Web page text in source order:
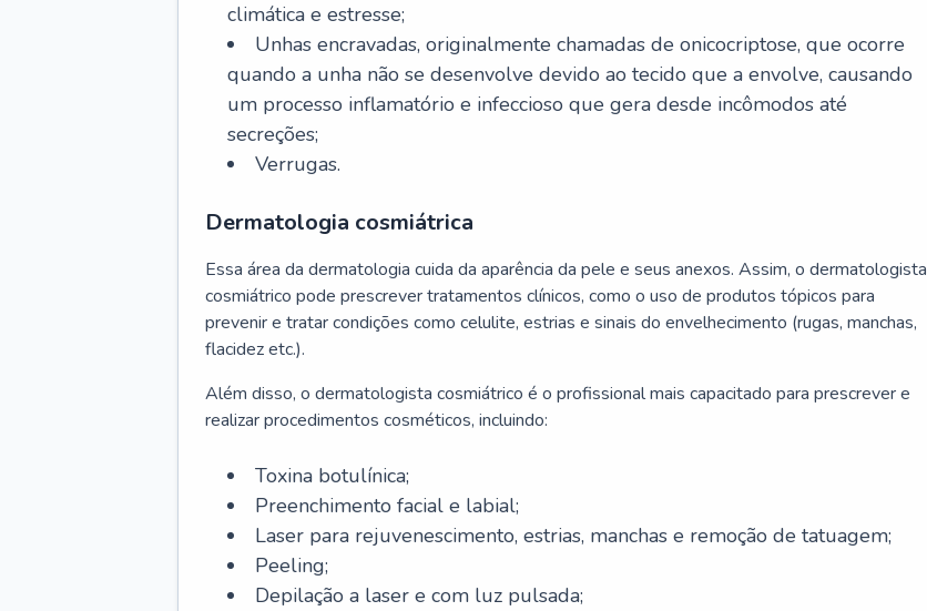
climática e estresse;
Unhas encravadas, originalmente chamadas de onicocriptose, que ocorre
quando a unha não se desenvolve devido ao tecido que a envolve, causando
um processo inflamatório e infeccioso que gera desde incômodos até
secreções;
Verrugas.
Dermatologia cosmiátrica
Essa área da dermatologia cuida da aparência da pele e seus anexos. Assim, o dermatologista
cosmiátrico pode prescrever tratamentos clínicos, como o uso de produtos tópicos para
prevenir e tratar condições como celulite, estrias e sinais do envelhecimento (rugas, manchas,
flacidez etc.).
Além disso, o dermatologista cosmiátrico é o profissional mais capacitado para prescrever e
realizar procedimentos cosméticos, incluindo:
Toxina botulínica;
Preenchimento facial e labial;
Laser para rejuvenescimento, estrias, manchas e remoção de tatuagem;
Peeling;
Depilação a laser e com luz pulsada;